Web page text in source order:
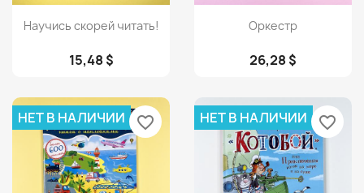
 Просмотр
Научись скорей читать!
15,48 $
Просмотр
Оркестр
26,28 $
НЕТ В НАЛИЧИИ favorite_border НЕТ В НАЛИЧИИ favorite_border